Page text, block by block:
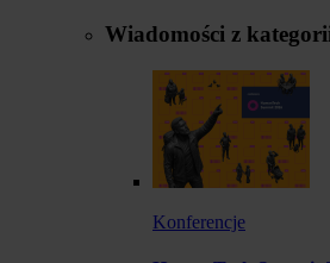
Wiadomości z
Konferencje